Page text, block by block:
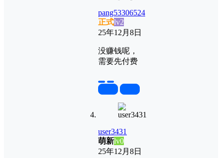
pang53306524
正式lv2
25年12月8日
没赚钱呢，
需要先付费
user3431
萌新lv0
25年12月8日